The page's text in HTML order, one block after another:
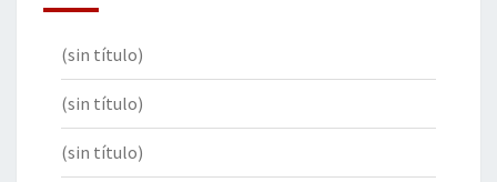
(sin título)
(sin título)
(sin título)